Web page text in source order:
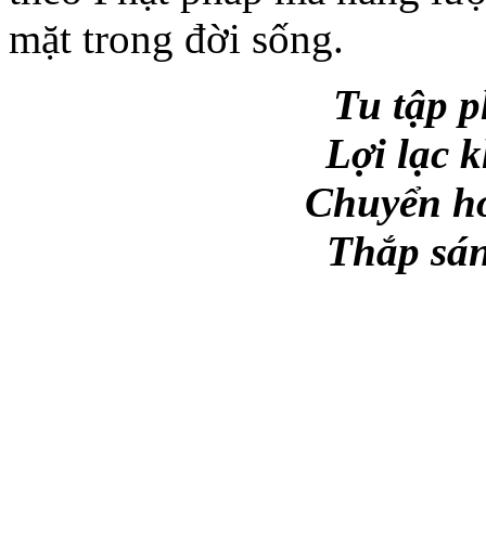
mặt trong đời sống.
Tu tập
Lợi lạc
Chuyển
Thắp